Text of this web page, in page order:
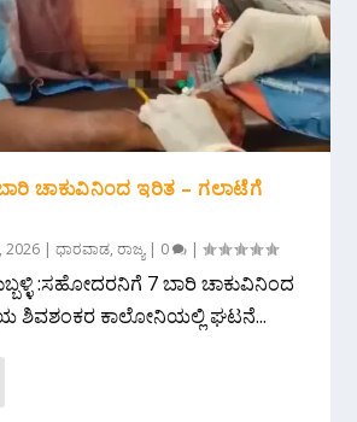
ಚಾಕುವಿನಿಂದ ಇರಿತ – ಗಲಾಟೆಗೆ
2026 |ಧಾರವಾಡ,ರಾಜ್ಯ| 0 |
:ಸಹೋದರನಿಗೆ 7 ಬಾರಿ ಚಾಕುವಿನಿಂದ
ಶಿವಶಂಕರ ಕಾಲೋನಿಯಲ್ಲಿ ಘಟನೆ...